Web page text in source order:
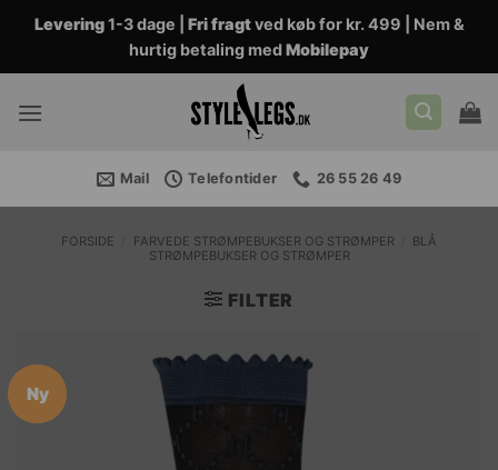
Fortsæt
indhold
Levering1-3 dage | Fri fragtved køb for kr. 499 | Nem &
hurtig betaling medMobilepay
Mail Telefontider 26 55 26 49
FORSIDE FARVEDE STRØMPEBUKSER OG STRØMPER
BLÅ
STRØMPEBUKSER OG STRØMPER
FILTER
Ny